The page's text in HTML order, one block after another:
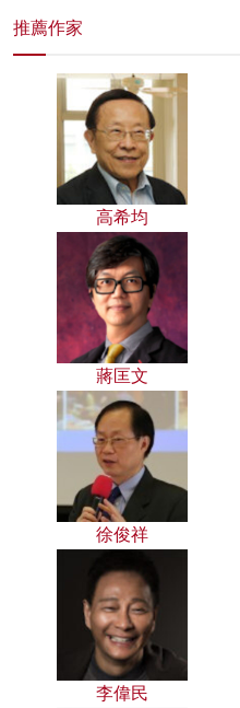
推薦作家
高希均
蔣匡文
徐俊祥
李偉民